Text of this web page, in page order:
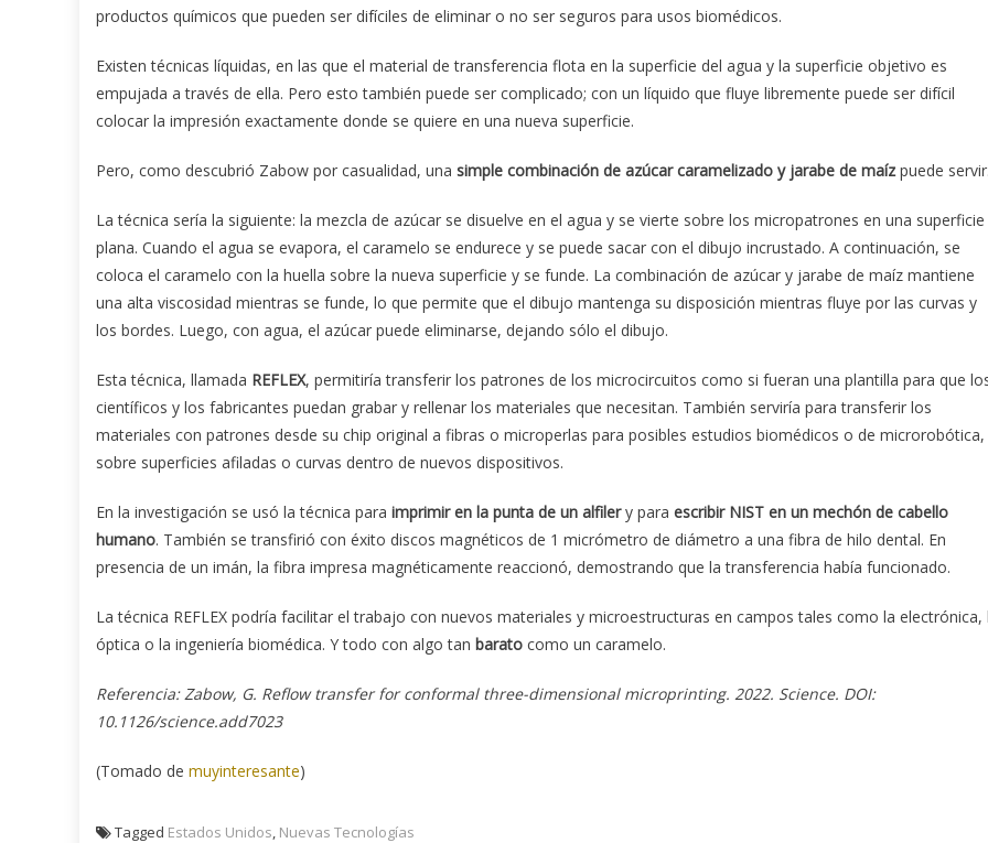
productos químicos que pueden ser difíciles de eliminar o no ser seguros para usos biomédicos.
Existen técnicas líquidas, en las que el material de transferencia flota en la superficie del agua y la superficie objetivo es
empujada a través de ella. Pero esto también puede ser complicado; con un líquido que fluye libremente puede ser difícil
colocar la impresión exactamente donde se quiere en una nueva superficie.
Pero, como descubrió Zabow por casualidad, una simple combinación de azúcar caramelizado y jarabe de maízpuede servir.
La técnica sería la siguiente: la mezcla de azúcar se disuelve en el agua y se vierte sobre los micropatrones en una superficie
plana. Cuando el agua se evapora, el caramelo se endurece y se puede sacar con el dibujo incrustado. A continuación, se
coloca el caramelo con la huella sobre la nueva superficie y se funde. La combinación de azúcar y jarabe de maíz mantiene
una alta viscosidad mientras se funde, lo que permite que el dibujo mantenga su disposición mientras fluye por las curvas y
los bordes. Luego, con agua, el azúcar puede eliminarse, dejando sólo el dibujo.
Esta técnica, llamada REFLEX, permitiría transferir los patrones de los microcircuitos como si fueran una plantilla para que
científicos y los fabricantes puedan grabar y rellenar los materiales que necesitan. También serviría para transferir los
materiales con patrones desde su chip original a fibras o microperlas para posibles estudios biomédicos o de microrobótica,
sobre superficies afiladas o curvas dentro de nuevos dispositivos.
En la investigación se usó la técnica para imprimir en la punta de un alfilery para escribir NIST en un mechón de cabello
humano. También se transfirió con éxito discos magnéticos de 1 micrómetro de diámetro a una fibra de hilo dental. En
presencia de un imán, la fibra impresa magnéticamente reaccionó, demostrando que la transferencia había funcionado.
La técnica REFLEX podría facilitar el trabajo con nuevos materiales y microestructuras en campos tales como la electrónica,
óptica o la ingeniería biomédica. Y todo con algo tan barato como un caramelo.
Referencia: Zabow, G. Reflow transfer for conformal three-dimensional microprinting. 2022. Science. DOI:
10.1126/science.add7023
(Tomado de muyinteresante)
Tagged Estados Unidos, Nuevas Tecnologías